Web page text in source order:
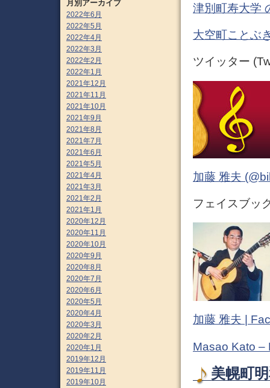
津別町寿大学
大空町ことぶ
ツイッター
加藤 雅夫
フェイスブッ
加藤 雅夫 |
Masao Kato –
美幌町
月別アーカイブ
2022年6月
2022年5月
2022年4月
2022年3月
2022年2月
2022年1月
2021年12月
2021年11月
2021年10月
2021年9月
2021年8月
2021年7月
2021年6月
2021年5月
2021年4月
2021年3月
2021年2月
2021年1月
2020年12月
2020年11月
2020年10月
2020年9月
2020年8月
2020年7月
2020年6月
2020年5月
2020年4月
2020年3月
2020年2月
2020年1月
2019年12月
2019年11月
2019年10月